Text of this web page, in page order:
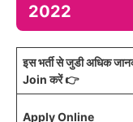
2022
इस भर्ती से जुडी अधिक
Join करें 👉
Apply Online